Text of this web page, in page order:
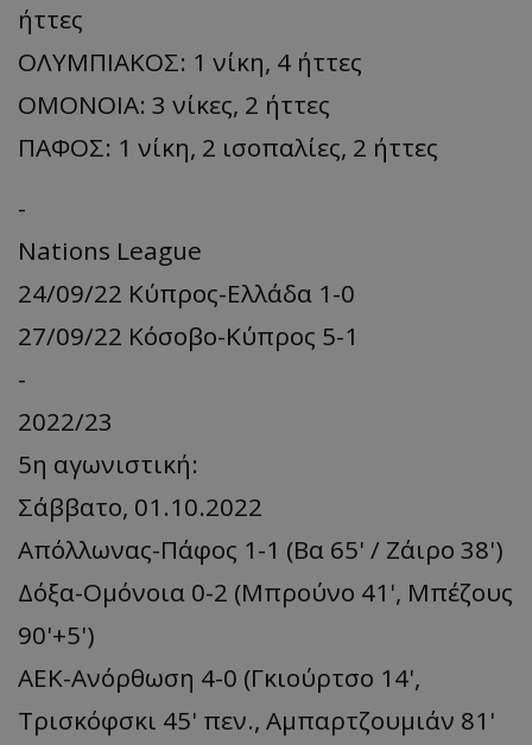
ήττες
ΟΛΥΜΠΙΑΚΟΣ: 1 νίκη, 4 ήττες
ΟΜΟΝΟΙΑ: 3 νίκες, 2 ήττες
ΠΑΦΟΣ: 1 νίκη, 2 ισοπαλίες, 2 ήττες
-
Nations League
24/09/22 Κύπρος-Ελλάδα 1-0
27/09/22 Κόσοβο-Κύπρος 5-1
-
2022/23
5η αγωνιστική:
Σάββατο, 01.10.2022
Απόλλωνας-Πάφος 1-1 (Βα 65' / Ζάιρο 38')
Δόξα-Ομόνοια 0-2 (Μπρούνο 41', Μπέζους
90'+5')
ΑΕΚ-Ανόρθωση 4-0 (Γκιούρτσο 14',
Τρισκόφσκι 45' πεν., Αμπαρτζουμιάν 81'